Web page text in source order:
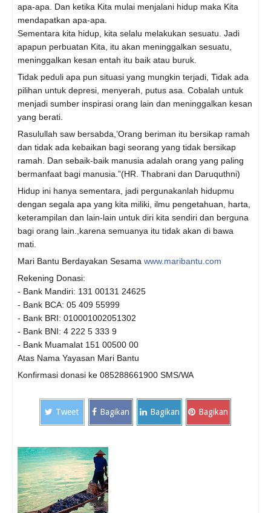
apa-apa. Dan ketika Kita mulai menjalani hidup maka Kita
mendapatkan apa-apa.
Sementara kita hidup, kita selalu melakukan sesuatu. Jadi
apapun perbuatan Kita, itu akan meninggalkan sesuatu,
meninggalkan kesan entah itu baik atau buruk.
Tidak peduli apa pun situasi yang mungkin terjadi, Tidak ada
pilihan untuk depresi, menyerah, putus asa. Cobalah untuk
menjadi sumber inspirasi orang lain dan meninggalkan kesan
yang berati.
Rasulullah saw bersabda,’Orang beriman itu bersikap ramah
dan tidak ada kebaikan bagi seorang yang tidak bersikap
ramah. Dan sebaik-baik manusia adalah orang yang paling
bermanfaat bagi manusia.”(HR. Thabrani dan Daruquthni)
Hidup ini hanya sementara, jadi pergunakanlah hidupmu
dengan segala apa yang kita miliki, ilmu pengetahuan, harta,
keterampilan dan lain-lain untuk diri kita sendiri dan berguna
bagi orang lain.,karena semuanya itu tidak akan di bawa
mati.
Mari Bantu Berdayakan Sesama www.maribantu.com
Rekening Donasi:
- Bank Mandiri: 131 00131 24625
- Bank BCA: 05 409 55999
- Bank BRI: 010001002051302
- Bank BNI: 4 222 5 333 9
- Bank Muamalat 151 00500 00
Atas Nama Yayasan Mari Bantu
Konfirmasi donasi ke 085288661900 SMS/WA
Tweet Bagikan Bagikan Bagikan